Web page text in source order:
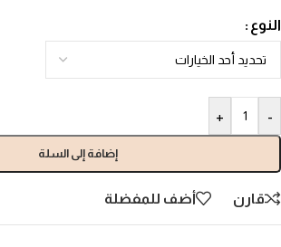
النوع
-
+
إضافة إلى السلة
قارن أضف للمفضلة